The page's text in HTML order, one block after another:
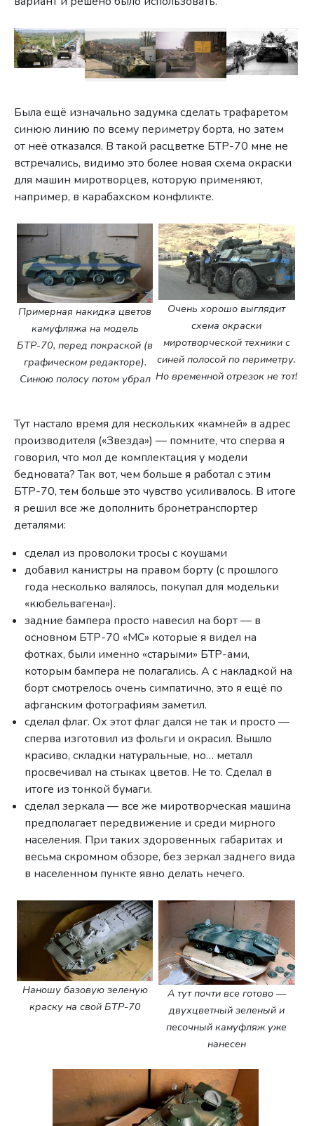
Была ещё изначально задумка сделать трафаретом
синюю линию по всему периметру борта, но затем
от неё отказался. В такой расцветке БТР-70 мне не
встречались, видимо это более новая схема окраски
для машин миротворцев, которую применяют,
например, в карабахском конфликте.
Примерная накидка цветов
камуфляжа на модель
БТР-70, перед покраской (в
графическом редакторе).
Синюю полосу потом убрал
Очень хорошо выглядит
схема окраски
миротворческой техники с
синей полосой по периметру.
Но временной отрезок не тот!
Тут настало время для нескольких «камней» в адрес
производителя («Звезда») — помните, что сперва я
говорил, что мол де комплектация у модели
бедновата? Так вот, чем больше я работал с этим
БТР-70, тем больше это чувство усиливалось. В итоге
я решил все же дополнить бронетранспортер
деталями:
сделал из проволоки тросы с коушами
добавил канистры на правом борту (с прошлого
года несколько валялось, покупал для модельки
«кюбельвагена»).
задние бампера просто навесил на борт — в
основном БТР-70 «МС» которые я видел на
фотках, были именно «старыми» БТР-ами,
которым бампера не полагались. А с накладкой на
борт смотрелось очень симпатично, это я ещё по
афганским фотографиям заметил.
сделал флаг. Ох этот флаг дался не так и просто —
сперва изготовил из фольги и окрасил. Вышло
красиво, складки натуральные, но… металл
просвечивал на стыках цветов. Не то. Сделал в
итоге из тонкой бумаги.
сделал зеркала — все же миротворческая машина
предполагает передвижение и среди мирного
населения. При таких здоровенных габаритах и
весьма скромном обзоре, без зеркал заднего вида
в населенном пункте явно делать нечего.
Наношу базовую зеленую
краску на свой БТР-70
А тут почти все готово —
двухцветный зеленый и
песочный камуфляж уже
нанесен